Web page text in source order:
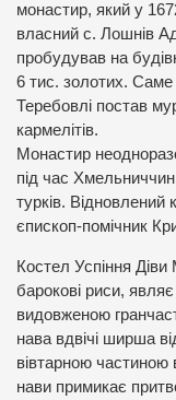
монастир, який у
власний с. Лошнів
пробудував на
6 тис. золотих.
Теребовлі постав
кармелітів.
Монастир
під час
турків. Відновлений
єпископ-помічник
Костел Успіння Діви
барокові риси,
видовженою
нава вдвічі ширша
вівтарною
нави примикає